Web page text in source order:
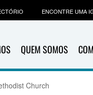
QUEM SOMOS
ENCONTRE UMA
Church